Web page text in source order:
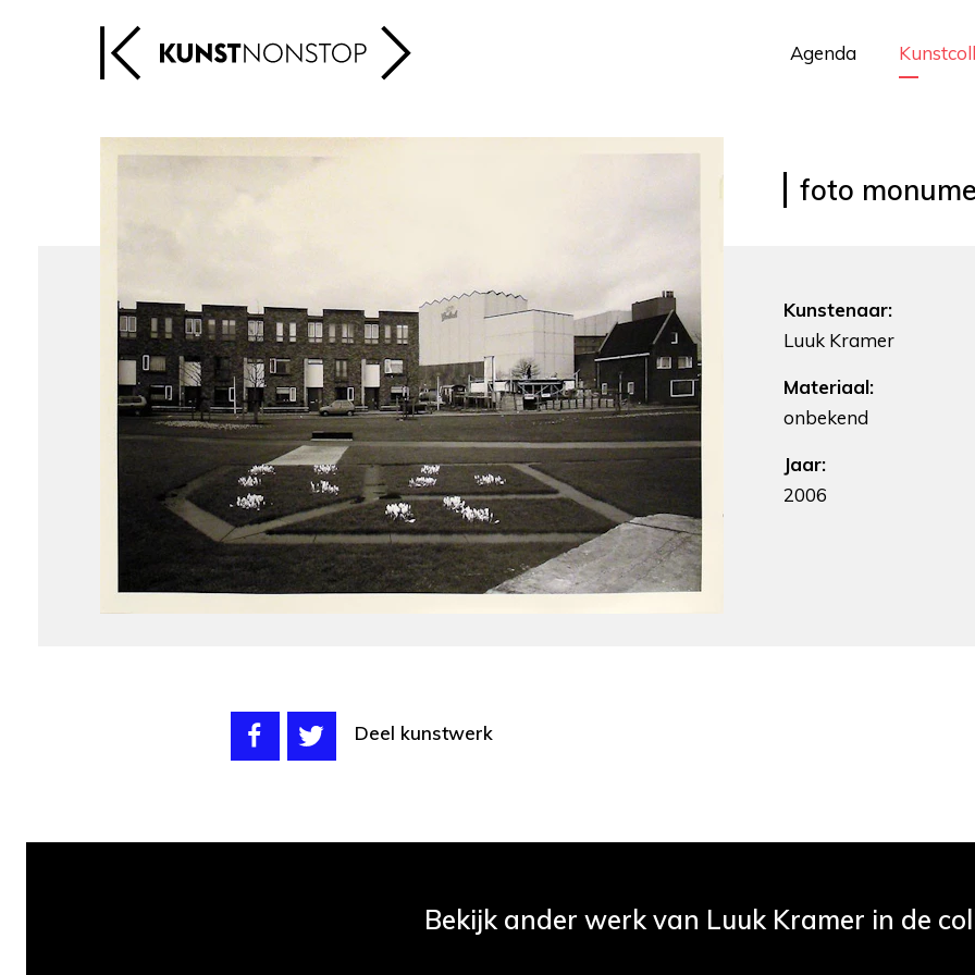
Agenda
foto
Kunstenaar:
Luuk Kramer
Materiaal:
onbekend
Jaar:
2006
Deel kunstwerk
Bekijk ander werk van Luuk Kramer in de